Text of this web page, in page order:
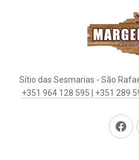
Sítio das Sesmarias - São
+351 964 128 595 | +351 289
New